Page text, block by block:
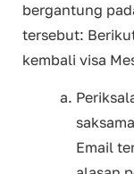
bergantung
tersebut:
kembali visa
saksama
Email